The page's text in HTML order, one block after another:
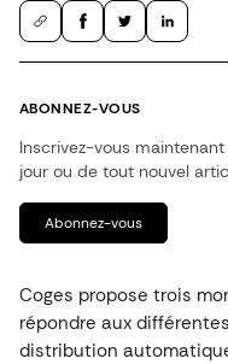
ABONNEZ-VOUS
Inscrivez-vous
jour ou de tout nouvel
Abonnez-vous
Coges propose trois
répondre aux
distribution